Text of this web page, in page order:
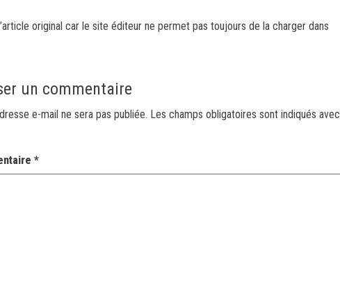
original car le site éditeur ne permet pas toujours de la charger dans
un commentaire
e-mail ne sera pas publiée. Les champs obligatoires sont indiqués avec
*